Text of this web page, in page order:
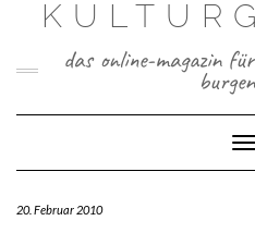
das online-magazin
20. Februar 2010